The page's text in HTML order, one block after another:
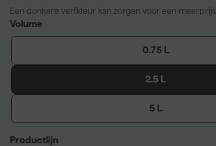
Een donkere verfkleur kan zorgen voor een meerprijs.
Volume
0.75 L
2.5 L
5 L
Productlijn